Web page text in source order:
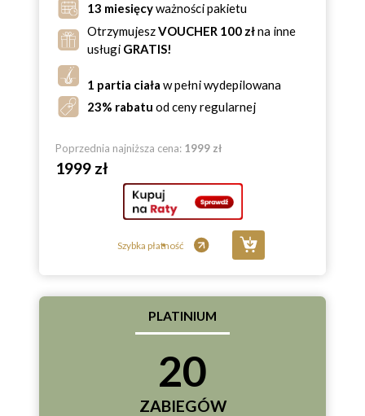
13 miesięcyważności pakietu
OtrzymujeszVOUCHER 100 złna inne
usługi GRATIS!
1 partia ciała w pełni wydepilowana
23% rabatu od ceny regularnej
Poprzednia najniższa cena: 1999 zł
1999 zł
Szybka płatność
PLATINIUM
20
ZABIEGÓW